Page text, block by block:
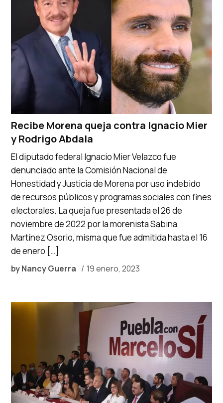
Recibe Morena queja contra Ignacio Mier
y Rodrigo Abdala
byNancy Guerra 19 enero, 2023
El diputado federal Ignacio Mier Velazco fue
denunciado ante la Comisión Nacional de
Honestidad y Justicia de Morena por uso indebido
de recursos públicos y programas sociales con fines
electorales. La queja fue presentada el 26 de
noviembre de 2022 por la morenista Sabina
Martínez Osorio, misma que fue admitida hasta el 16
de enero […]